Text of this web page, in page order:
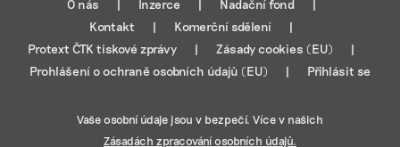
O nás Inzerce
Nadační fond
Kontakt
Komerční sdělení
Protext ČTK tiskové zprávy
Zásady cookies (EU)
Prohlášení o ochraně osobních údajů (EU)
Přihlásit se
Vaše osobní údaje jsou v bezpečí. Více v našich
Zásadách zpracování osobních údajů.